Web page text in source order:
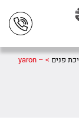
פנים >
yaron –